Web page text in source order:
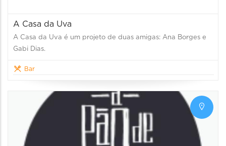
A Casa da Uva
A Casa da Uva é um projeto de duas amigas: Ana Borges e
Gabi Dias.
Bar